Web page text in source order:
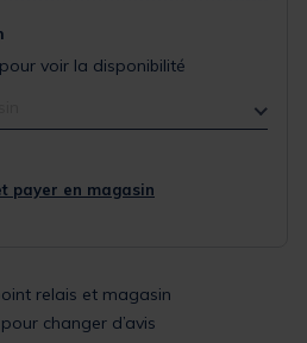
voir la disponibilité
payer en magasin
relais et magasin
changer d’avis